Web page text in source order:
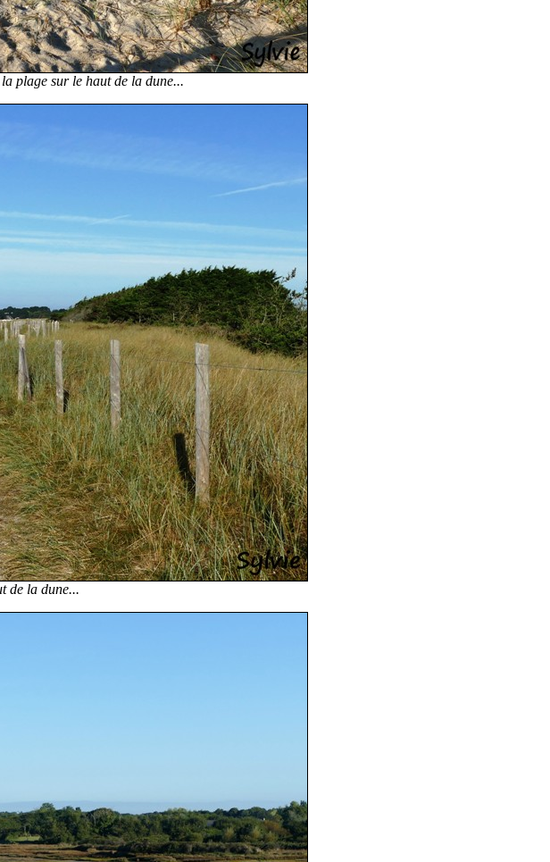
plage sur le haut de la dune...
de la dune...